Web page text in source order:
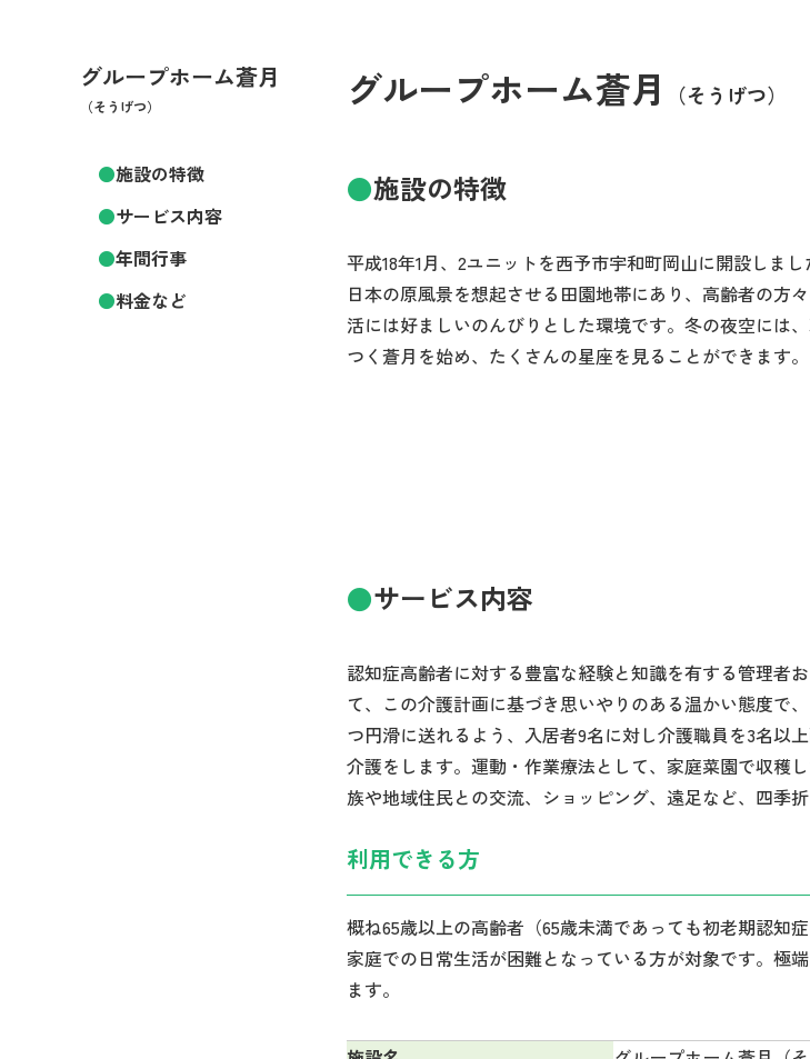
グループホーム蒼月 （そうげつ）
施設の特徴
平成18年1月、2ユニットを西予市宇和町岡山に開設しまし
日本の原風景を想起させる田園地帯にあり、高齢者の方
活には好ましいのんびりとした環境です。冬の夜空には
つく蒼月を始め、たくさんの星座を見ることができます。
サービス内容
認知症高齢者に対する豊富な経験と知識を有する管理者
て、この介護計画に基づき思いやりのある温かい態度で
つ円滑に送れるよう、入居者9名に対し介護職員を3名以
介護をします。運動・作業療法として、家庭菜園で収穫
族や地域住民との交流、ショッピング、遠足など、四季
利用できる方
概ね65歳以上の高齢者（65歳未満であっても初老期認知
家庭での日常生活が困難となっている方が対象です。極
ます。
グループホーム蒼月
（そうげつ）
施設の特徴
サービス内容
年間行事
料金など